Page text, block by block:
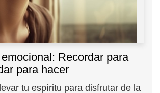
Recordar para
para hacer
tu espíritu para disfrutar de la